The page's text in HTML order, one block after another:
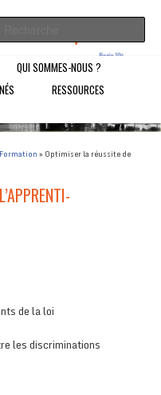
contre les
discrimination à l'emploi dans
QUI SOMMES-NOUS ?
RESSOURCES
Formation » Optimiser la réussite de
de la loi
les discriminations